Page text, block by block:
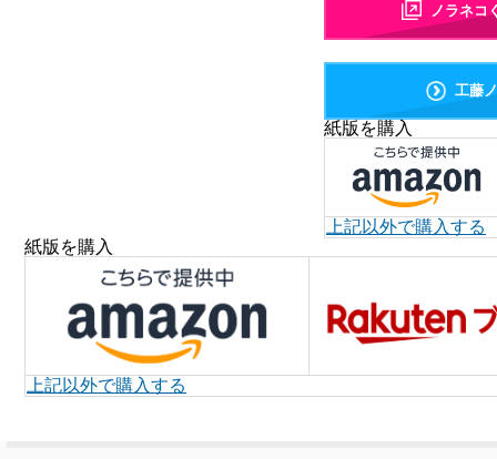
ノラネコ
工藤
紙版を購入
上記以外で購入する
紙版を購入
上記以外で購入する